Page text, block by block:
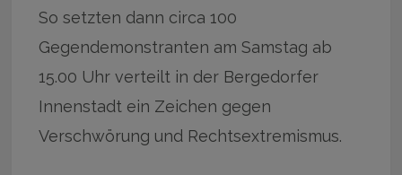
So setzten dann circa 100
Gegendemonstranten am Samstag ab
15.00 Uhr verteilt in der Bergedorfer
Innenstadt ein Zeichen gegen
Verschwörung und Rechtsextremismus.